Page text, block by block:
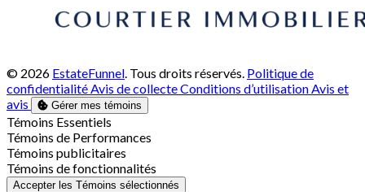
© 2026 EstateFunnel. Tous droits réservés. Politique de
confidentialitéAvis de collecteConditions d’utilisationAvis et
avis
Gérer mes témoins
Activer
Témoins Essentiels
Activer
Témoins de Performances
Activer
Témoins publicitaires
Activer
Témoins de fonctionnalités
Accepter les Témoins sélectionnés